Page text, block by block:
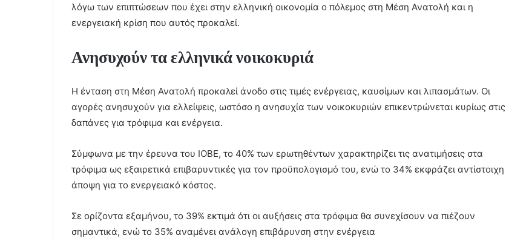
λόγω των επιπτώσεων που έχει στην ελληνική οικονομία ο πόλεμος στη Μέση Ανατολή και η
ενεργειακή κρίση που αυτός προκαλεί.
Ανησυχούν τα ελληνικά νοικοκυριά
Η ένταση στη Μέση Ανατολή προκαλεί άνοδο στις τιμές ενέργειας, καυσίμων και λιπασμάτων. Οι
αγορές ανησυχούν για ελλείψεις, ωστόσο η ανησυχία των νοικοκυριών επικεντρώνεται κυρίως στις
δαπάνες για τρόφιμα και ενέργεια.
Σύμφωνα με την έρευνα του ΙΟΒΕ, το 40% των ερωτηθέντων χαρακτηρίζει τις ανατιμήσεις στα
τρόφιμα ως εξαιρετικά επιβαρυντικές για τον προϋπολογισμό του, ενώ το 34% εκφράζει αντίστοιχη
άποψη για το ενεργειακό κόστος.
Σε ορίζοντα εξαμήνου, το 39% εκτιμά ότι οι αυξήσεις στα τρόφιμα θα συνεχίσουν να πιέζουν
σημαντικά, ενώ το 35% αναμένει ανάλογη επιβάρυνση στην ενέργεια